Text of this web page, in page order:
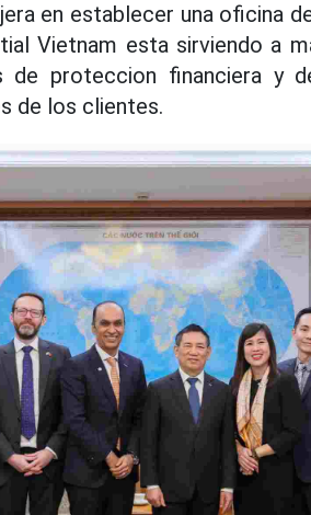
en establecer una oficina
Vietnam esta sirviendo a
de proteccion financiera y
de los clientes.